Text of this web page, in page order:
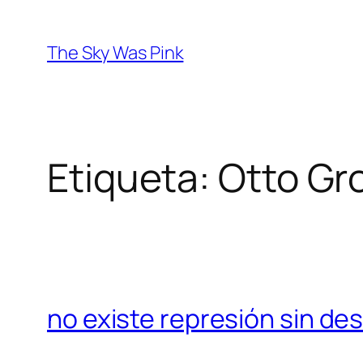
contenido
The Sky Was Pink
Etiqueta: Otto
no existe represión sin